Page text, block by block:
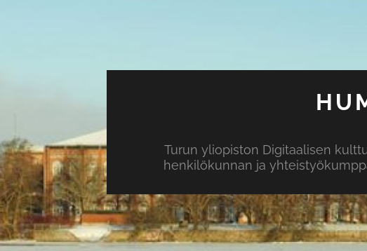
Turun yliopiston Digitaalisen
henkilökunnan ja